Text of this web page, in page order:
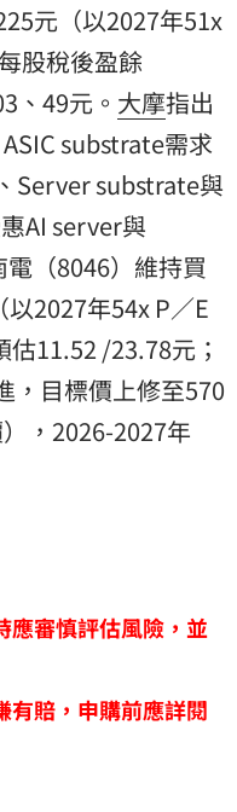
元（以2027年51x
股稅後盈餘
、49元。 大摩指出
substrate需求
Server substrate與
AI server與
（8046）維持買
2027年54x P／E
11.52 /23.78元；
，目標價上修至570
，2026-2027年
應審慎評估風險，並
有賠，申購前應詳閱